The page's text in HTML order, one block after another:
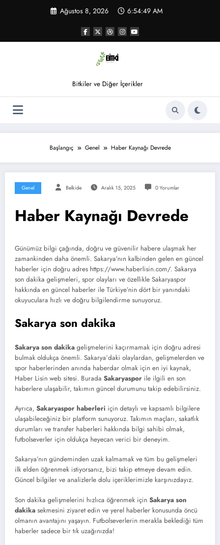
Ağustos 8, 2026 6:54:49 AM
Bitkiler ve Diğer İçerikler
Başlangıç Genel Haber Kaynağı Devrede
Genel Belkide Aralık 15, 2025 0 Yorumlar
Haber Kaynağı Devrede
Günümüz bilgi çağında, doğru ve güvenilir habere ulaşmak her
zamankinden daha önemli. Sakarya’nın kalbinden gelen en güncel
haberler için doğru adres https://www.haberlisin.com/. Sakarya
son dakika gelişmeleri, spor olayları ve özellikle Sakaryaspor
hakkında en güncel haberler ile Türkiye’nin dört bir yanındaki
okuyuculara hızlı ve doğru bilgilendirme sunuyoruz.
Sakarya son dakika
Sakarya son dakika gelişmelerini kaçırmamak için doğru adresi
bulmak oldukça önemli. Sakarya’daki olaylardan, gelişmelerden ve
spor haberlerinden anında haberdar olmak için en iyi kaynak,
Haber Lisin web sitesi. Burada Sakaryaspor ile ilgili en son
haberlere ulaşabilir, takımın güncel durumunu takip edebilirsiniz.
Ayrıca, Sakaryaspor haberleri için detaylı ve kapsamlı bilgilere
ulaşabileceğiniz bir platform sunuyoruz. Takımın maçları, sakatlık
durumları ve transfer haberleri hakkında bilgi sahibi olmak,
futbolseverler için oldukça heyecan verici bir deneyim.
Sakarya’nın gündeminden uzak kalmamak ve tüm bu gelişmeleri
ilk elden öğrenmek istiyorsanız, bizi takip etmeye devam edin.
Güncel bilgiler ve analizlerle dolu içeriklerimizle karşınızdayız.
Son dakika gelişmelerini hızlıca öğrenmek için Sakarya son
dakika sekmesini ziyaret edin ve yerel haberler konusunda öncü
olmanın avantajını yaşayın. Futbolseverlerin merakla beklediği tüm
haberler sadece bir tık uzağınızda!